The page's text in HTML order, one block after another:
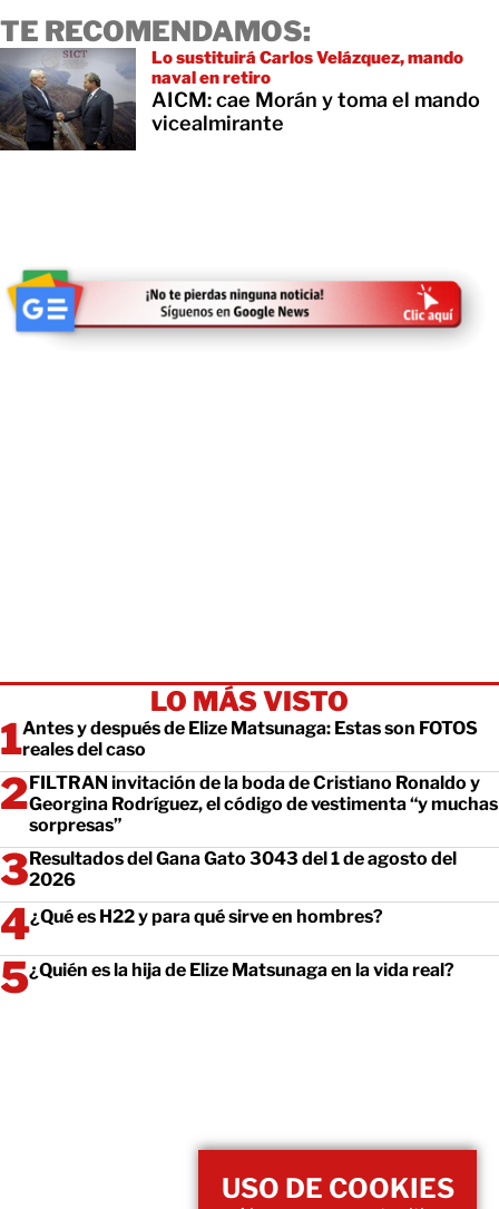
TE RECOMENDAMOS:
Lo sustituirá Carlos Velázquez, mando
naval en retiro
AICM: cae Morán y toma el mando
vicealmirante
LO MÁS VISTO
Antes y después de Elize Matsunaga: Estas son FOTOS
reales del caso
FILTRAN invitación de la boda de Cristiano Ronaldo y
Georgina Rodríguez, el código de vestimenta “y muchas
sorpresas”
Resultados del Gana Gato 3043 del 1 de agosto del
2026
¿Qué es H22 y para qué sirve en hombres?
¿Quién es la hija de Elize Matsunaga en la vida real?
USO DE COOKIES